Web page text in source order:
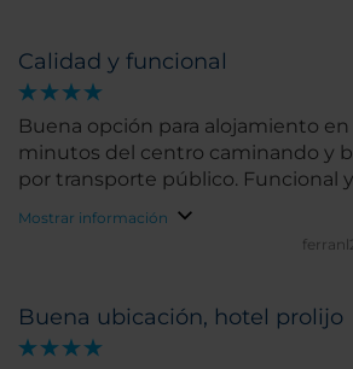
Calidad y funcional
Buena opción para alojamiento en
minutos del centro caminando y
por transporte público. Funcional
Mostrar información
Buena ubicación, hotel prolijo